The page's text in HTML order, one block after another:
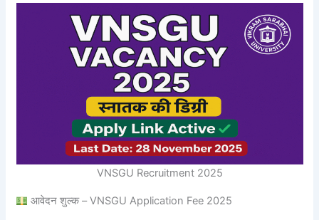
VNSGU Recruitment 2025
आवेदन शुल्क – VNSGU Application Fee 2025